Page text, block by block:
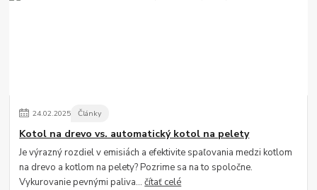
24.02.2025 Články
Kotol na drevo vs. automatický kotol na pelety
Je výrazný rozdiel v emisiách a efektivite spaľovania medzi kotlom
na drevo a kotlom na pelety? Pozrime sa na to spoločne.
Vykurovanie pevnými paliva...čítať celé